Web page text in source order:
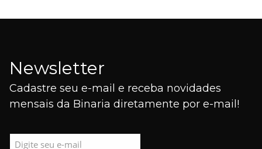
Newsletter
Cadastre seu e-mail e receba novidades
mensais da Binaria diretamente por e-mail!